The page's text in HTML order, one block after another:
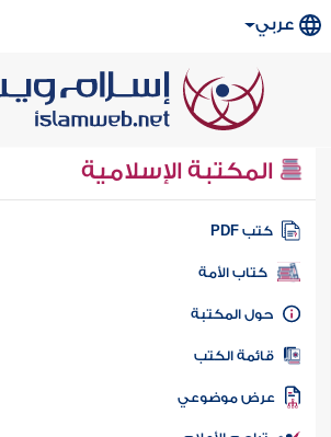
عربي
المكتبة الإسلامية
كتب PDF
كتاب الأمة
المكتبة
الكتب